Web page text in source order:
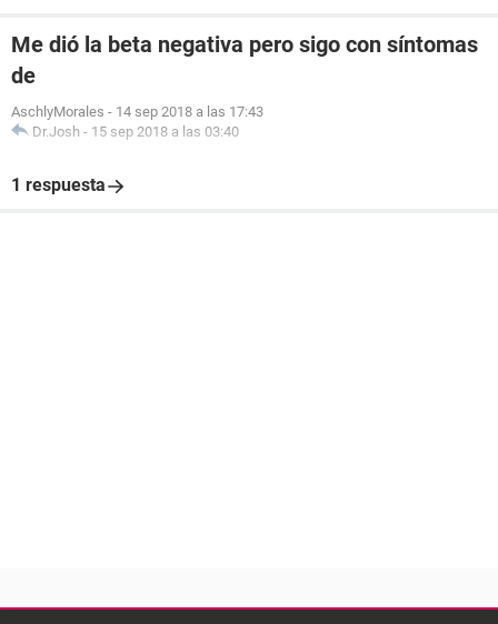
Me dió la beta negativa pero sigo con síntomas
de
AschlyMorales - 14 sep 2018 a las 17:43
Dr.Josh - 15 sep 2018 a las 03:40
1 respuesta